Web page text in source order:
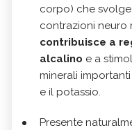
corpo) che
contrazioni neuro
contribuisce a
alcalino e a
minerali
e il potassio.
Presente